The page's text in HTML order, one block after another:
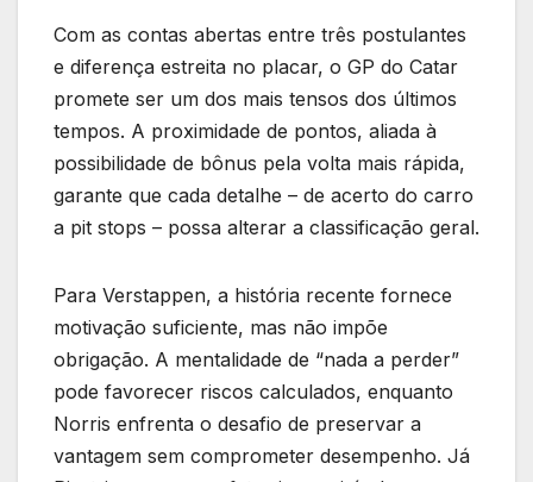
Com as contas abertas entre três postulantes
e diferença estreita no placar, o GP do Catar
promete ser um dos mais tensos dos últimos
tempos. A proximidade de pontos, aliada à
possibilidade de bônus pela volta mais rápida,
garante que cada detalhe – de acerto do carro
a pit stops – possa alterar a classificação geral.
Para Verstappen, a história recente fornece
motivação suficiente, mas não impõe
obrigação. A mentalidade de “nada a perder”
pode favorecer riscos calculados, enquanto
Norris enfrenta o desafio de preservar a
vantagem sem comprometer desempenho. Já